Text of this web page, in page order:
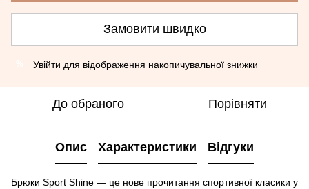
Замовити швидко
Увійти для відображення накопичувальної знижки
До обраного Порівняти
Опис Характеристики Відгуки
Брюки Sport Shine — це нове прочитання спортивної класики у